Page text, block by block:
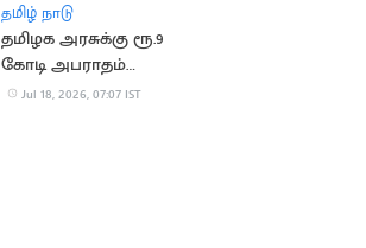
தமிழ் நாடு
தமிழக அரசுக்கு ரூ.9
கோடி அபராதம்
செலுத்திய OHM
Jul 18, 2026, 07:07 IST